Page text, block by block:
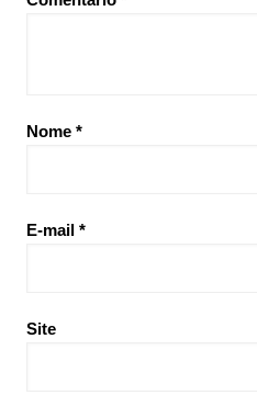
Nome *
E-mail *
Site